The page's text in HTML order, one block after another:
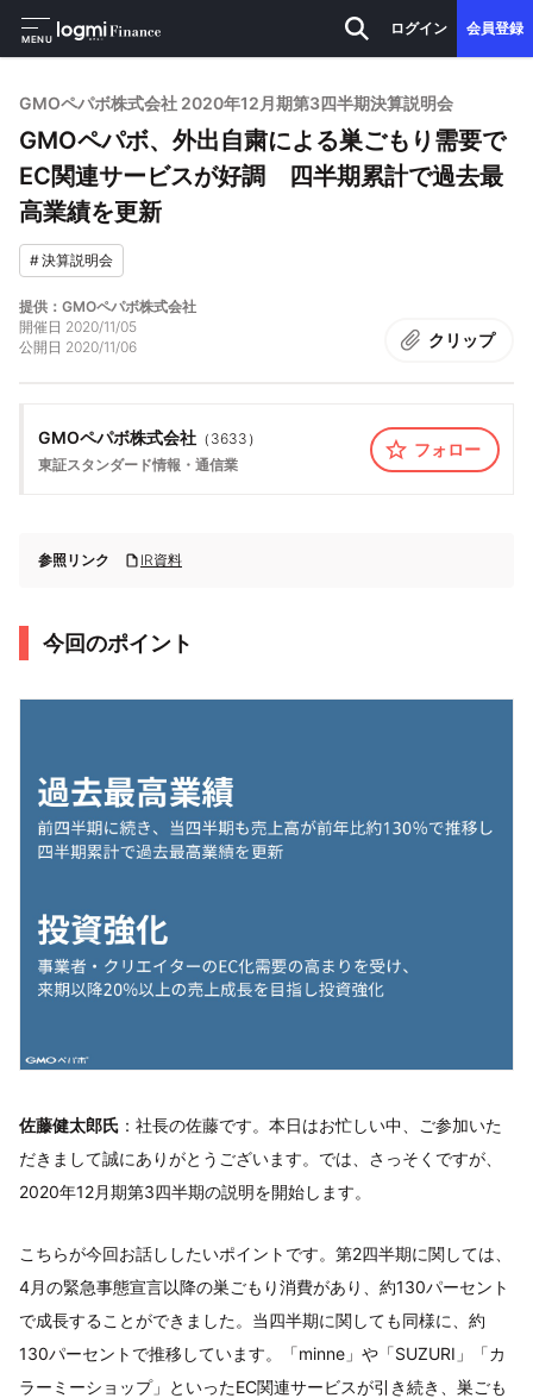
MENU
ログイン 会員登録
GMOペパボ株式会社 2020年12月期第3四半期決算説明会
GMOペパボ、外出自粛による巣ごもり需要で
EC関連サービスが好調 四半期累計で過去最
高業績を更新
#決算説明会
提供：GMOペパボ株式会社
開催日 2020/11/05
公開日 2020/11/06 クリップ
GMOペパボ株式会社 （ 3633 ）
東証スタンダード情報・通信業
フォロー
参照リンク IR資料
今回のポイント
佐藤健太郎氏 ：社長の佐藤です。本日はお忙しい中、ご参加いた
だきまして誠にありがとうございます。では、さっそくですが、
2020年12月期第3四半期の説明を開始します。
こちらが今回お話ししたいポイントです。第2四半期に関しては、
4月の緊急事態宣言以降の巣ごもり消費があり、約130パーセント
で成長することができました。当四半期に関しても同様に、約
130パーセントで推移しています。「minne」や「SUZURI」「カ
ラーミーショップ」といったEC関連サービスが引き続き、巣ごも